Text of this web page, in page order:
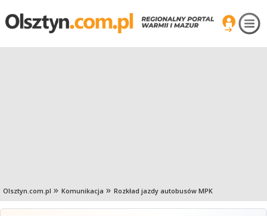
Olsztyn.com.pl Komunikacja Rozkład jazdy autobusów MPK